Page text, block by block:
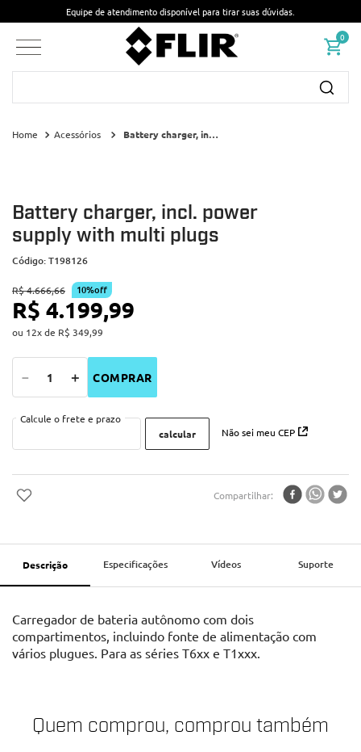
Equipe de atendimento disponível para tirar suas dúvidas.
0
Busque por nome ou código...
Acessórios Battery charger, incl. power supply with multi plugs
Battery charger, incl. power
supply with multi plugs
Código:T198126
R$4.666,66 10%off
R$ 4.199,99
ou 12x de R$ 349,99
＋
－ COMPRAR
Não sei meu CEP
Compartilhar
Descrição Especificações Vídeos Suporte
Carregador de bateria autônomo com dois
compartimentos, incluindo fonte de alimentação com
vários plugues. Para as séries T6xx e T1xxx.
Quem comprou, comprou também